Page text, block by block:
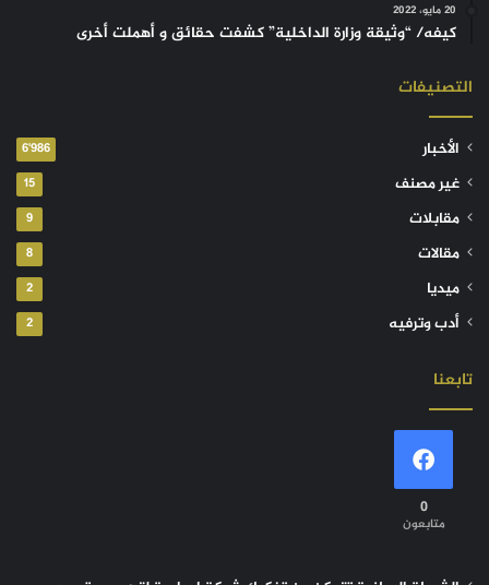
20 مايو، 2022
كيفه/ “وثيقة وزارة الداخلية” كشفت حقائق و أهملت أخرى
التصنيفات
الأخبار 6٬986
غير مصنف 15
مقابلات 9
مقالات 8
ميديا 2
أدب وترفيه 2
تابعنا
0
متابعون